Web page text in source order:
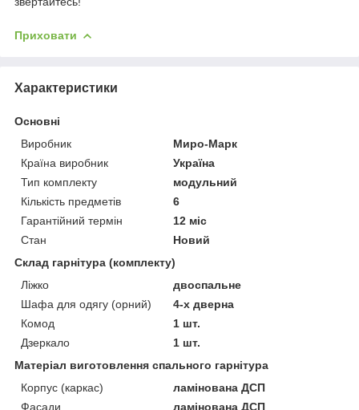
Приховати
Характеристики
Основні
Виробник
Миро-Марк
Країна виробник
Україна
Тип комплекту
модульний
Кількість предметів
6
Гарантійний термін
12 міс
Стан
Новий
Склад гарнітура (комплекту)
Ліжко
двоспальне
Шафа для одягу (орний)
4-х дверна
Комод
1 шт.
Дзеркало
1 шт.
Матеріал виготовлення спального гарнітура
Корпус (каркас)
ламінована ДСП
Фасади
ламінована ДСП